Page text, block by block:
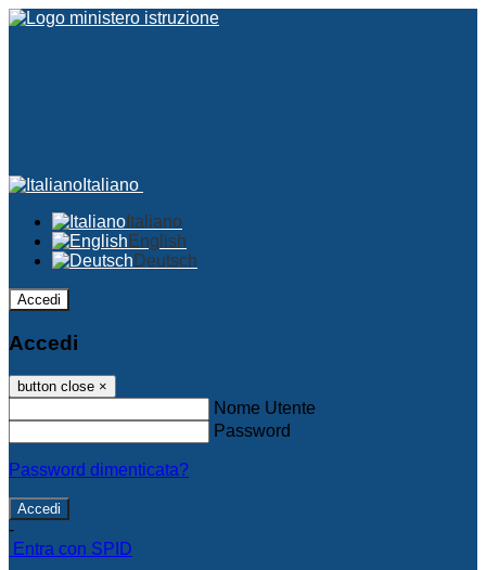
Italiano
Italiano
English
Deutsch
Accedi
Accedi
button close ×
Nome Utente
Password
Password dimenticata?
-
Entra con SPID